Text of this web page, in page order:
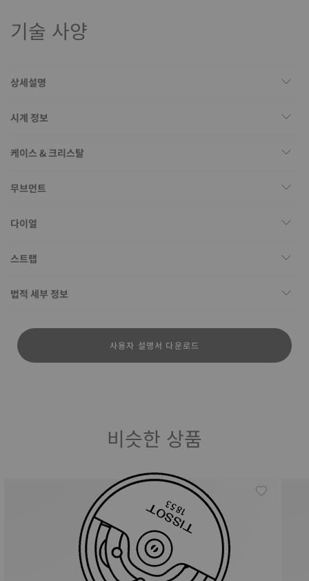
기술 사양
상세설명
시계 정보
케이스 & 크리스탈
무브먼트
다이얼
스트랩
법적 세부 정보
사용자 설명서 다운로드
비슷한 상품